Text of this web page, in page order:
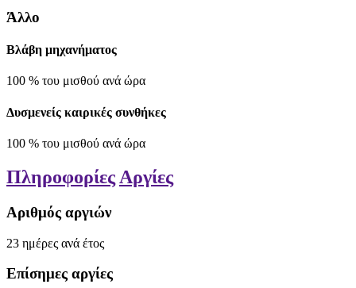
Άλλο
Βλάβη μηχανήματος
100 % του μισθού ανά ώρα
Δυσμενείς καιρικές συνθήκες
100 % του μισθού ανά ώρα
Πληροφορίες Αργίες
Αριθμός αργιών
23 ημέρες ανά έτος
Επίσημες αργίες